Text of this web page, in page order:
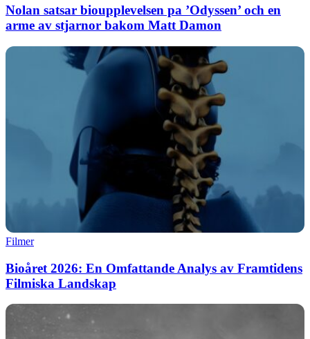
Nolan satsar bioupplevelsen pa ’Odyssen’ och en
arme av stjarnor bakom Matt Damon
Filmer
Bioåret 2026: En Omfattande Analys av Framtidens
Filmiska Landskap